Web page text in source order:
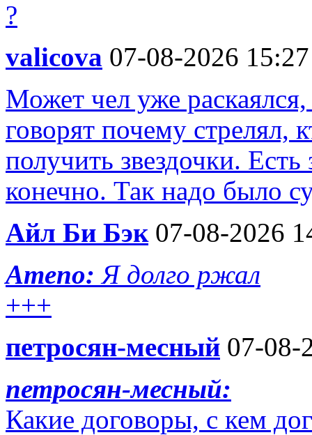
?
valicova 07-08-2026 15:27
Может чел уже
говорят почему стрелял,
получить звездочки.
конечно. Так надо было
Айл Би Бэк07-08-2026
Ameno:Я долго ржал
+++
петросян-месный 07-08-
петросян-месный:
Какие договоры, с кем